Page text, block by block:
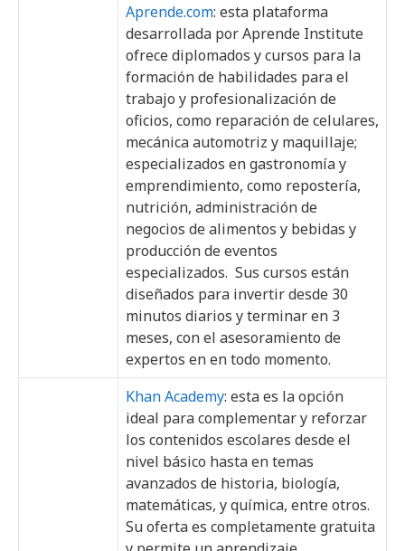
Aprende.com: esta plataforma
desarrollada por Aprende Institute
ofrece diplomados y cursos para la
formación de habilidades para el
trabajo y profesionalización de
oficios, como reparación de celulares,
mecánica automotriz y maquillaje;
especializados en gastronomía y
emprendimiento, como repostería,
nutrición, administración de
negocios de alimentos y bebidas y
producción de eventos
especializados. Sus cursos están
diseñados para invertir desde 30
minutos diarios y terminar en 3
meses, con el asesoramiento de
expertos en en todo momento.
Khan Academy: esta es la opción
ideal para complementar y reforzar
los contenidos escolares desde el
nivel básico hasta en temas
avanzados de historia, biología,
matemáticas, y química, entre otros.
Su oferta es completamente gratuita